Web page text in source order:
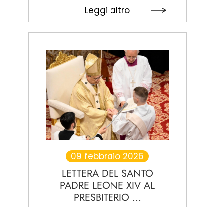
Leggi altro
09 febbraio 2026
LETTERA DEL SANTO
PADRE LEONE XIV AL
PRESBITERIO ...